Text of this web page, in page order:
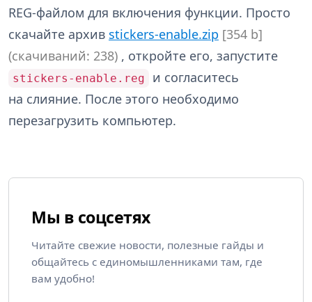
REG-файлом для включения функции. Просто
скачайте архив stickers-enable.zip [354 b]
(cкачиваний: 238) , откройте его, запустите
stickers-enable.reg
и согласитесь
на слияние. После этого необходимо
перезагрузить компьютер.
Мы в соцсетях
Читайте свежие новости, полезные гайды и
общайтесь с единомышленниками там, где
вам удобно!